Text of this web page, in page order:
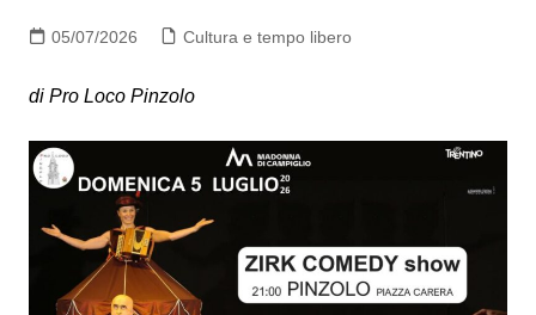
05/07/2026 Cultura e tempo libero
di Pro Loco Pinzolo